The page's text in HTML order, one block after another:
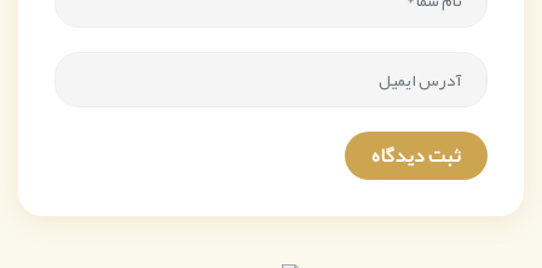
ثبت دیدگاه